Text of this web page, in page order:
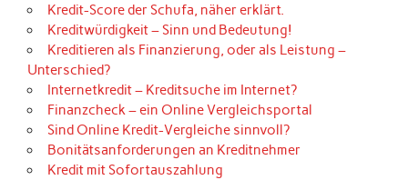
Kredit-Score der Schufa, näher erklärt.
Kreditwürdigkeit – Sinn und Bedeutung!
Kreditieren als Finanzierung, oder als Leistung –
Unterschied?
Internetkredit – Kreditsuche im Internet?
Finanzcheck – ein Online Vergleichsportal
Sind Online Kredit-Vergleiche sinnvoll?
Bonitätsanforderungen an Kreditnehmer
Kredit mit Sofortauszahlung